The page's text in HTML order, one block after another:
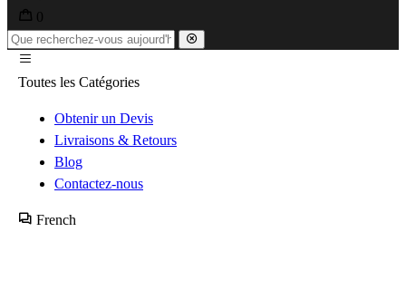
0
Toutes les Catégories
Obtenir un Devis
Livraisons & Retours
Blog
Contactez-nous
French